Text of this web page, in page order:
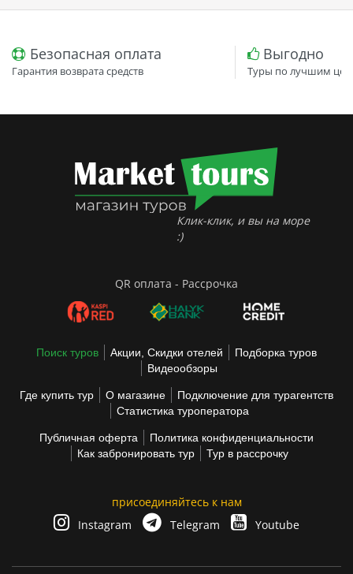
Безопасная оплата
Гарантия возврата средств
Выгодно
Туры по лучшим
Клик-клик, и вы на море
:)
QR оплата - Рассрочка
Поиск туров Акции, Скидки отелей
Подборка туров
Видеообзоры
Где купить тур О магазине
Подключение для турагентств
Статистика туроператора
Публичная оферта
Политика конфиденциальности
Как забронировать тур
Тур в рассрочку
присоединяйтесь к нам
Instagram
Telegram Youtube